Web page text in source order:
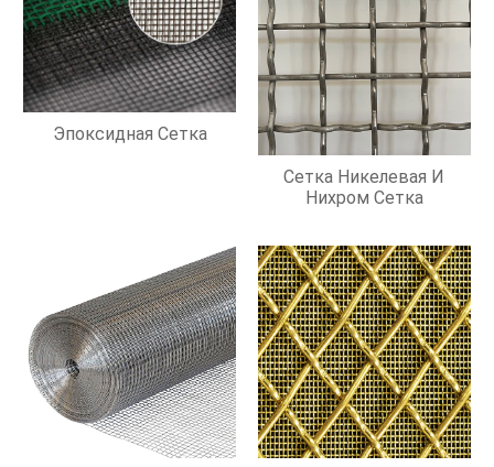
Эпоксидная Сетка
Сетка Никелевая И
Нихром Сетка